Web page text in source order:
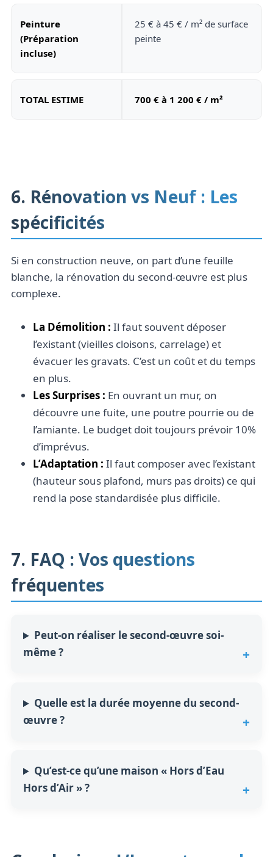
Peinture
(Préparation
incluse)
25 € à 45 € / m² de surface
peinte
TOTAL ESTIME 700 € à 1 200 € / m²
6. Rénovation vs Neuf : Les
spécificités
Si en construction neuve, on part d’une feuille
blanche, la rénovation du second-œuvre est plus
complexe.
La Démolition : Il faut souvent déposer
l’existant (vieilles cloisons, carrelage) et
évacuer les gravats. C’est un coût et du temps
en plus.
Les Surprises : En ouvrant un mur, on
découvre une fuite, une poutre pourrie ou de
l’amiante. Le budget doit toujours prévoir 10%
d’imprévus.
L’Adaptation : Il faut composer avec l’existant
(hauteur sous plafond, murs pas droits) ce qui
rend la pose standardisée plus difficile.
7. FAQ : Vos questions
fréquentes
Peut-on réaliser le second-œuvre soi-
même ?
Quelle est la durée moyenne du second-
œuvre ?
Qu’est-ce qu’une maison « Hors d’Eau
Hors d’Air » ?